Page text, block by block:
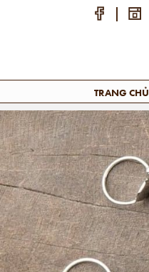
TRANG CHỦ